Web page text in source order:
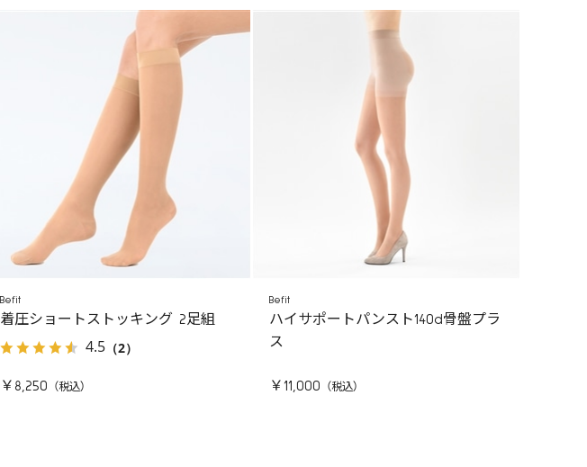
Befit
着圧ショートストッキング 2足組
4.5（2）
￥8,250
Befit
ハイサポートパンスト140d骨盤プラ
ス
￥11,000